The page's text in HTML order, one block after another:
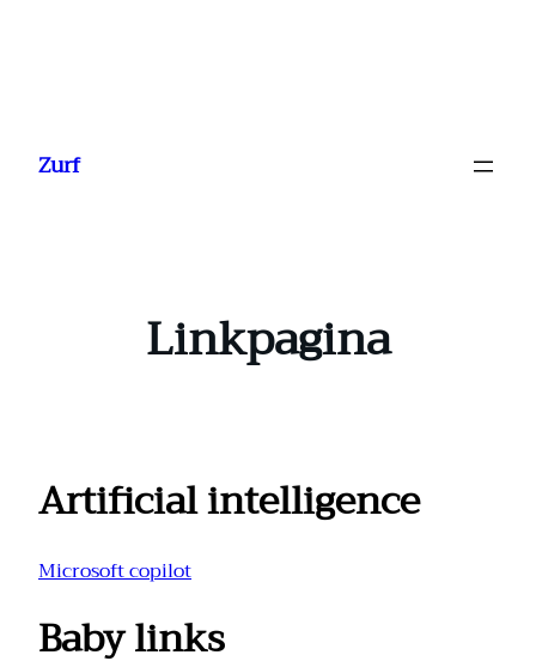
Zurf
Linkpagina
Artificial intelligence
Microsoft copilot
Baby links